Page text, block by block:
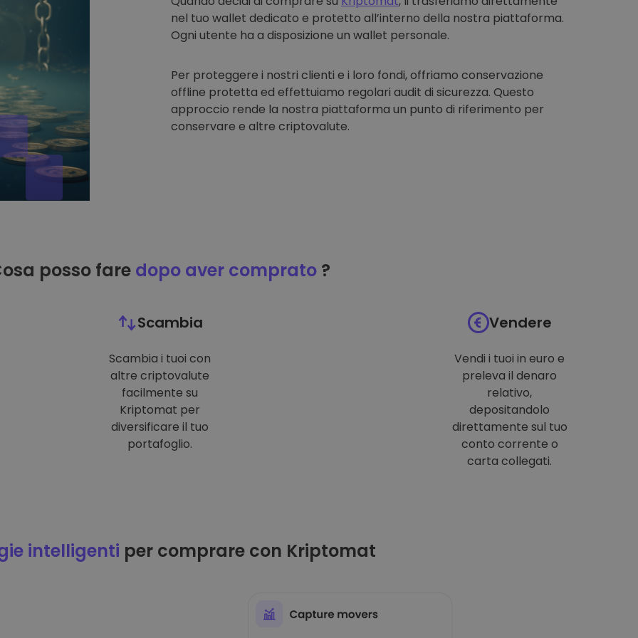
nel tuo wallet dedicato e protetto all’interno della nostra piattaforma.
Ogni utente ha a disposizione un wallet personale.
Per proteggere i nostri clienti e i loro fondi, offriamo conservazione
offline protetta ed effettuiamo regolari audit di sicurezza. Questo
approccio rende la nostra piattaforma un punto di riferimento per
conservare e altre criptovalute.
posso fare dopo aver comprato?
Scambia
Scambia i tuoi con
altre criptovalute
facilmente su
Kriptomat per
diversificare il tuo
portafoglio.
Vendere
Vendi i tuoi in euro e
preleva il denaro
relativo,
depositandolo
direttamente sul tuo
conto corrente o
carta collegati.
intelligenti per comprare con Kriptomat